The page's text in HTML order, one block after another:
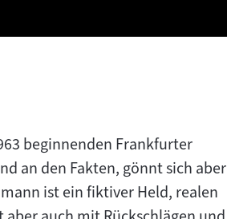
beginnenden Frankfurter
an den Fakten, gönnt sich aber
ist ein fiktiver Held, realen